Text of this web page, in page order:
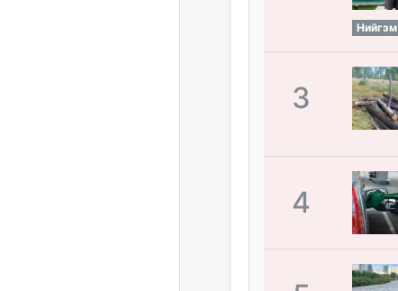
Нийгэм
3
4